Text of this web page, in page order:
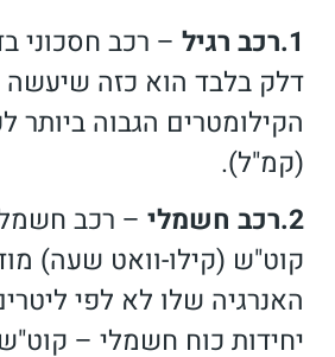
1.רכב רגיל
– רכב חסכוני
דלק בלבד הוא כזה
הקילומטרים הגבוה ביותר
(קמ"ל).
2.רכב חשמלי
– רכב
קוט"ש (קילו-וואט שעה)
האנרגיה שלו לא לפי
יחידות כוח חשמלי –